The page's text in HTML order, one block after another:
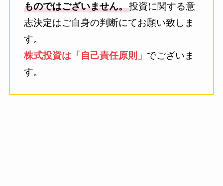
ものではございません。投資に関する意
志決定はご自身の判断にてお願い致しま
す。
株式投資は「自己責任原則」 でございま
す。